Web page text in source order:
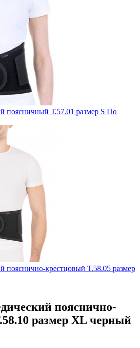
поясничный Т.57.01 размер S По
пояснично-крестцовый Т.58.05 размер
пояснично-
размер XL черный